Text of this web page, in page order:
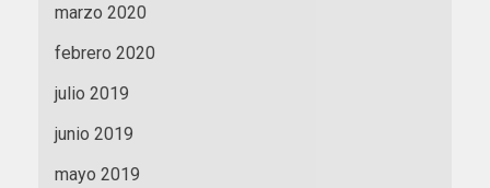
marzo 2020
febrero 2020
julio 2019
junio 2019
mayo 2019